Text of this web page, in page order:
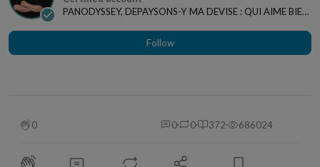
PANODYSSEY, DEPAYSONS-Y MA DEVISE : QUI AIME BIEN,
Follow
0 0 0 372 686024